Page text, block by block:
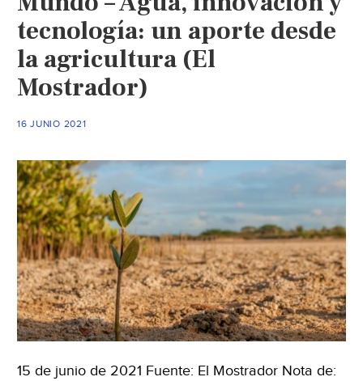
tecnología: un aporte desde
la agricultura (El
Mostrador)
16 JUNIO 2021
15 de junio de 2021 Fuente: El Mostrador Nota de: